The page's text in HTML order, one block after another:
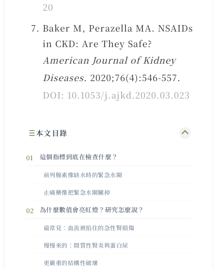
20
Baker M, Perazella MA. NSAIDs
in CKD: Are They Safe?
American Journal of Kidney
Diseases. 2020;76(4):546-557.
DOI: 10.1053/j.ajkd.2020.03.023
本文目錄
這個指標到底在檢查什麼？
前列腺素像缺水時的緊急水閘
止痛藥像把緊急水閘關掉
為什麼數值會亮紅燈？研究怎麼說？
最常見：血流被掐住的急性腎損傷
慢慢來的：間質性腎炎與蛋白尿
更嚴重的結構性破壞